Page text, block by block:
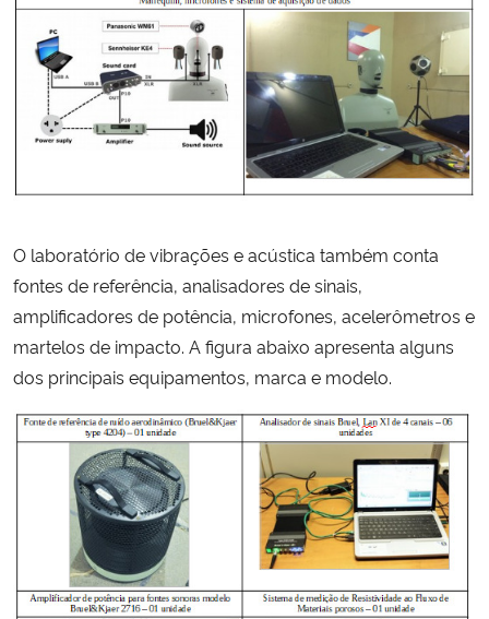
O laboratório de vibrações e acústica também conta
fontes de referência, analisadores de sinais,
amplificadores de potência, microfones, acelerômetros e
martelos de impacto. A figura abaixo apresenta alguns
dos principais equipamentos, marca e modelo.